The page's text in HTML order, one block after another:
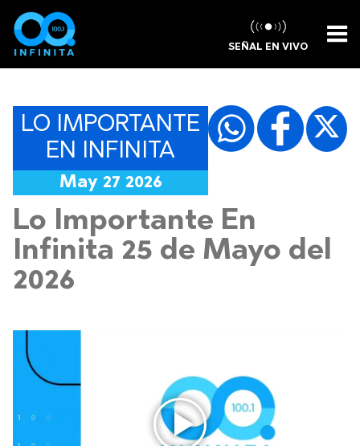
SEÑAL EN VIVO
LO IMPORTANTE
EN INFINITA
May 27 2026
Lo Importante En
Infinita 25 de Mayo del
2026